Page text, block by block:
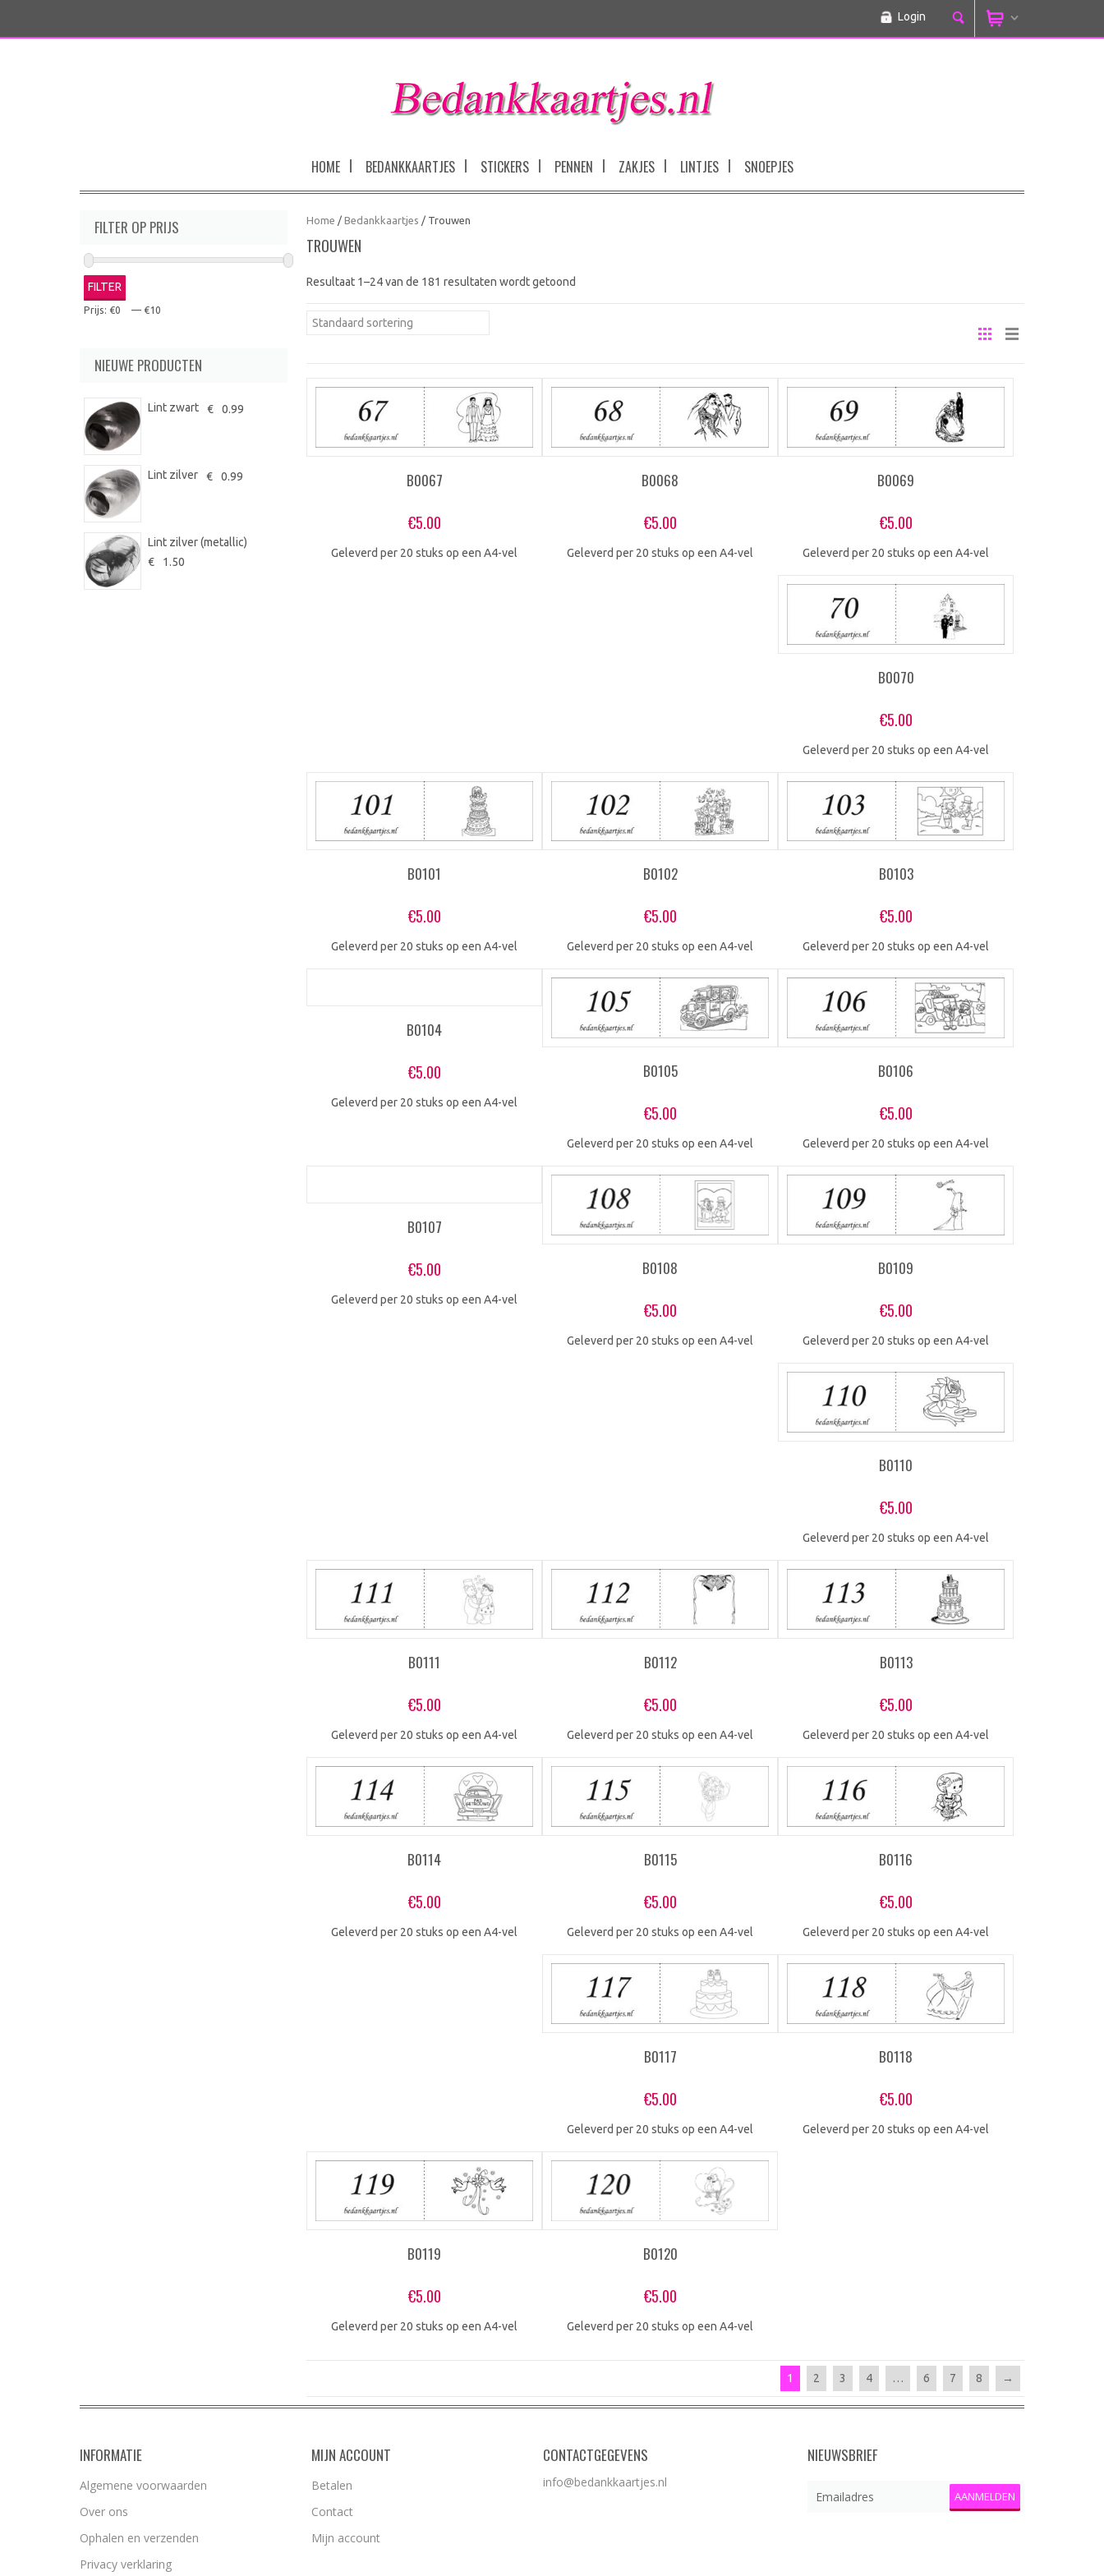
Login
HOME BEDANKKAARTJES STICKERS PENNEN ZAKJES LINTJES SNOEPJES
Home / Bedankkaartjes / Trouwen
TROUWEN
Resultaat 1–24 van de 181 resultaten wordt getoond
Standaard sortering
B0067
€5.00
Geleverd per 20 stuks op een A4-vel
B0068
€5.00
Geleverd per 20 stuks op een A4-vel
B0069
€5.00
Geleverd per 20 stuks op een A4-vel
B0070
€5.00
Geleverd per 20 stuks op een A4-vel
B0101
€5.00
Geleverd per 20 stuks op een A4-vel
B0102
€5.00
Geleverd per 20 stuks op een A4-vel
B0103
€5.00
Geleverd per 20 stuks op een A4-vel
B0104
€5.00
Geleverd per 20 stuks op een A4-vel
B0105
€5.00
Geleverd per 20 stuks op een A4-vel
B0106
€5.00
Geleverd per 20 stuks op een A4-vel
B0107
€5.00
Geleverd per 20 stuks op een A4-vel
B0108
€5.00
Geleverd per 20 stuks op een A4-vel
B0109
€5.00
Geleverd per 20 stuks op een A4-vel
B0110
€5.00
Geleverd per 20 stuks op een A4-vel
B0111
€5.00
Geleverd per 20 stuks op een A4-vel
B0112
€5.00
Geleverd per 20 stuks op een A4-vel
B0113
€5.00
Geleverd per 20 stuks op een A4-vel
B0114
€5.00
Geleverd per 20 stuks op een A4-vel
B0115
€5.00
Geleverd per 20 stuks op een A4-vel
B0116
€5.00
Geleverd per 20 stuks op een A4-vel
B0117
€5.00
Geleverd per 20 stuks op een A4-vel
B0118
€5.00
Geleverd per 20 stuks op een A4-vel
B0119
€5.00
Geleverd per 20 stuks op een A4-vel
B0120
€5.00
Geleverd per 20 stuks op een A4-vel
1 2 3 4 … 6 7 8 →
FILTER OP PRIJS
FILTER
Prijs: €0 — €10
NIEUWE PRODUCTEN
Lint zwart € 0.99
Lint zilver € 0.99
Lint zilver (metallic)
€
1.50
INFORMATIE
Algemene voorwaarden
Over ons
Ophalen en verzenden
Privacy verklaring
MIJN ACCOUNT
Betalen
Contact
Mijn account
CONTACTGEGEVENS
info@bedankkaartjes.nl
NIEUWSBRIEF
AANMELDEN